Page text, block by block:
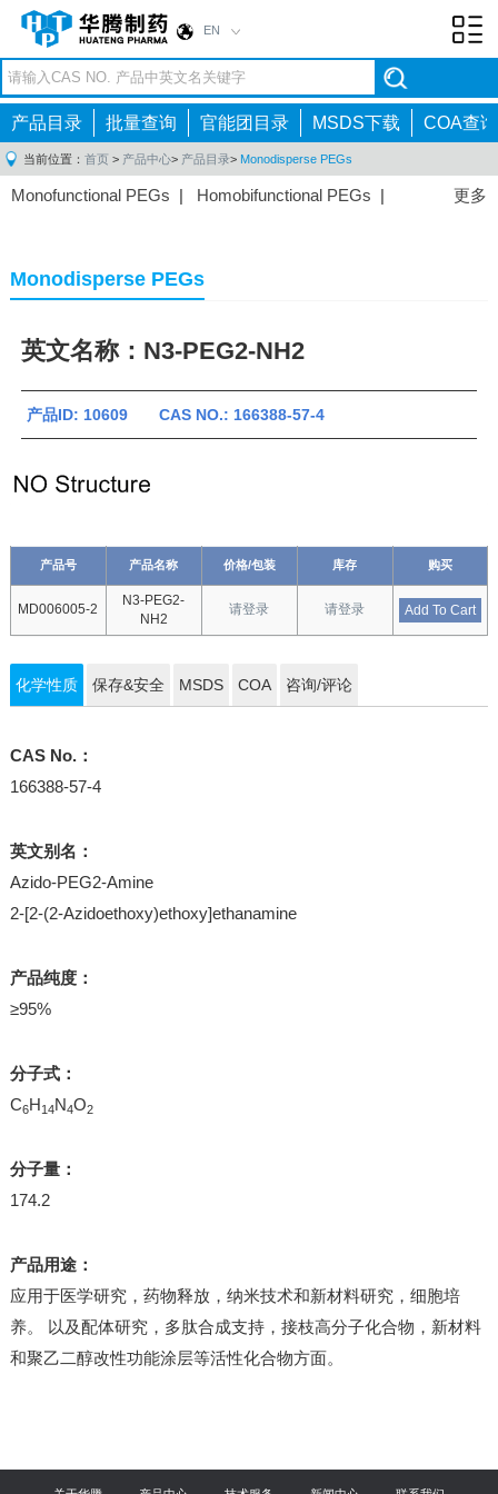
EN
产品目录 批量查询 官能团目录 MSDS下载 COA查询
当前位置： 首页 > 产品中心> 产品目录> Monodisperse PEGs
更多
Monofunctional PEGs | Homobifunctional PEGs |
Monodisperse PEGs
英文名称：N3-PEG2-NH2
产品ID: 10609 CAS NO.: 166388-57-4
产品号 产品名称 价格/包装 库存 购买
MD006005-2
N3-PEG2-
NH2
请登录 请登录 Add To Cart
化学性质 保存&安全 MSDS COA 咨询/评论
CAS No.：
166388-57-4
英文别名：
Azido-PEG2-Amine
2-[2-(2-Azidoethoxy)ethoxy]ethanamine
产品纯度：
≥95%
分子式：
C6H14N4O2
分子量：
174.2
产品用途：
应用于医学研究，药物释放，纳米技术和新材料研究，细胞培
养。 以及配体研究，多肽合成支持，接枝高分子化合物，新材料
和聚乙二醇改性功能涂层等活性化合物方面。